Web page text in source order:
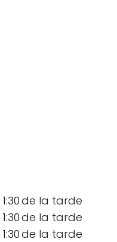
de la tarde
de la tarde
de la tarde